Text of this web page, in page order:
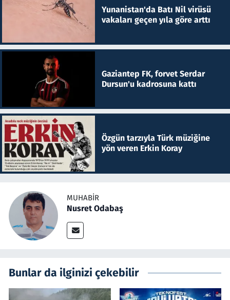
Yunanistan'da Batı Nil virüsü
vakaları geçen yıla göre arttı
Gaziantep FK, forvet Serdar
Dursun'u kadrosuna kattı
Özgün tarzıyla Türk müziğine
yön veren Erkin Koray
MUHABIR
Nusret Odabaş
Bunlar da ilginizi çekebilir